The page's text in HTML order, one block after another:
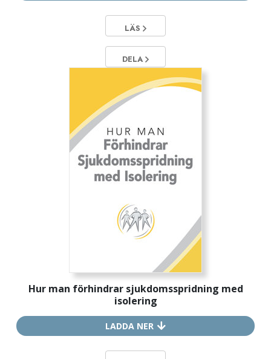
LÄS
DELA
Hur man förhindrar sjukdoms­spridning med
isolering
LADDA NER